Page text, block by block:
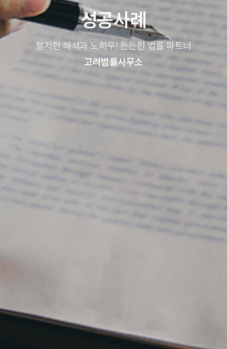
성공사례
철저한 해석과 노하우! 든든한 법률 파트너
고려법률사무소